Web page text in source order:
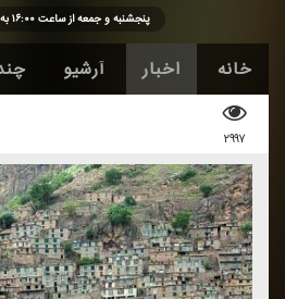
پنجشنبه و جمعه از ساعت ۱۶:۰۰ به مدت ۲۵ دقیقه
خانه اخبار آرشیو
۲۹۹۷